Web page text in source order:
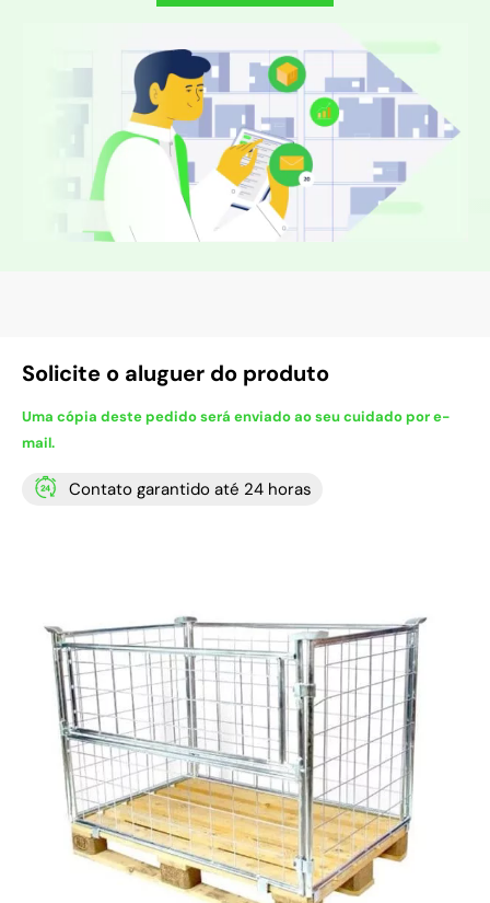
Solicite o aluguer do produto
Uma cópia deste pedido será enviado ao seu cuidado por e-
mail.
Contato garantido até 24 horas